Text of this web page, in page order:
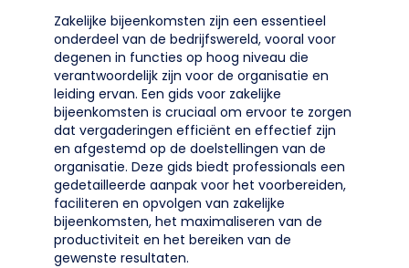
Zakelijke bijeenkomsten zijn een essentieel
onderdeel van de bedrijfswereld, vooral voor
degenen in functies op hoog niveau die
verantwoordelijk zijn voor de organisatie en
leiding ervan. Een gids voor zakelijke
bijeenkomsten is cruciaal om ervoor te zorgen
dat vergaderingen efficiënt en effectief zijn
en afgestemd op de doelstellingen van de
organisatie. Deze gids biedt professionals een
gedetailleerde aanpak voor het voorbereiden,
faciliteren en opvolgen van zakelijke
bijeenkomsten, het maximaliseren van de
productiviteit en het bereiken van de
gewenste resultaten.